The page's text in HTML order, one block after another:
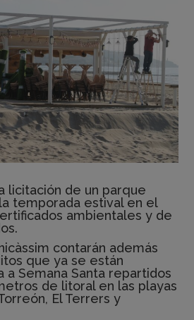
licitación de un parque
temporada estival en el
ambientales y de
contarán además
que ya se están
a Semana Santa repartidos
de litoral en las playas
El Terrers y